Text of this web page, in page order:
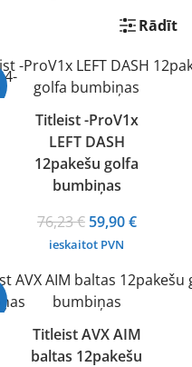
Rādīt
Titleist -ProV1x
LEFT DASH
12pakešu golfa
bumbiņas
76,23€ Original
price
76,23 €.
59,90€Current
59,90 €.
ieskaitot PVN
Titleist AVX AIM
baltas 12pakešu